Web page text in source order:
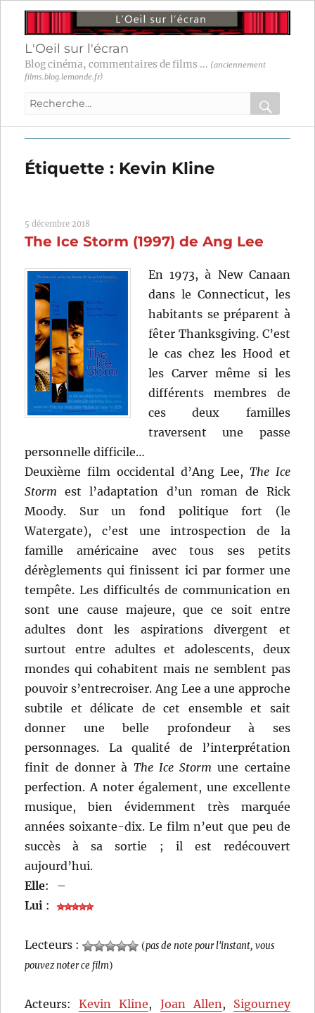
L'Oeil sur l'écran
Blog cinéma, commentaires de films ... (anciennement
films.blog.lemonde.fr)
Recherche
:
OK
Étiquette : Kevin Kline
5 décembre 2018
The Ice Storm (1997) de Ang Lee
En 1973, à New Canaan
dans le Connecticut, les
habitants se préparent à
fêter Thanksgiving. C’est
le cas chez les Hood et
les Carver même si les
différents membres de
ces deux familles
traversent une passe
personnelle difficile…
Deuxième film occidental d’Ang Lee, The Ice
Storm est l’adaptation d’un roman de Rick
Moody. Sur un fond politique fort (le
Watergate), c’est une introspection de la
famille américaine avec tous ses petits
dérèglements qui finissent ici par former une
tempête. Les difficultés de communication en
sont une cause majeure, que ce soit entre
adultes dont les aspirations divergent et
surtout entre adultes et adolescents, deux
mondes qui cohabitent mais ne semblent pas
pouvoir s’entrecroiser. Ang Lee a une approche
subtile et délicate de cet ensemble et sait
donner une belle profondeur à ses
personnages. La qualité de l’interprétation
finit de donner à The Ice Storm une certaine
perfection. A noter également, une excellente
musique, bien évidemment très marquée
années soixante-dix. Le film n’eut que peu de
succès à sa sortie ; il est redécouvert
aujourd’hui.
Elle:
–
Lui :
Lecteurs : (pas de note pour l'instant, vous
pouvez noter ce film)
Acteurs:Kevin Kline, Joan Allen, Sigourney